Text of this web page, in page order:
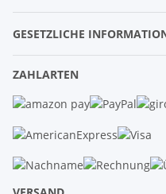
GESETZLICHE
ZAHLARTEN